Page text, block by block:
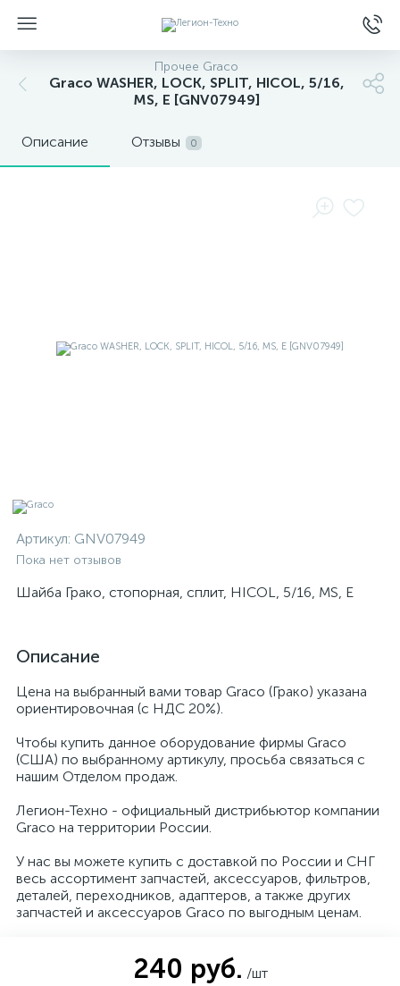
Прочее Graco
Graco WASHER, LOCK, SPLIT, HICOL, 5/16,
MS, E [GNV07949]
Описание Отзывы 0
Артикул: GNV07949
Пока нет отзывов
Шайба Грако, стопорная, сплит, HICOL, 5/16, MS, E
Описание
Цена на выбранный вами товар Graco (Грако) указана
ориентировочная (с НДС 20%).
Чтобы купить данное оборудование фирмы Graco
(США) по выбранному артикулу, просьба связаться с
нашим Отделом продаж.
Легион-Техно - официальный дистрибьютор компании
Graco на территории России.
У нас вы можете купить с доставкой по России и СНГ
весь ассортимент запчастей, аксессуаров, фильтров,
деталей, переходников, адаптеров, а также других
запчастей и аксессуаров Graco по выгодным ценам.
240 руб. /шт